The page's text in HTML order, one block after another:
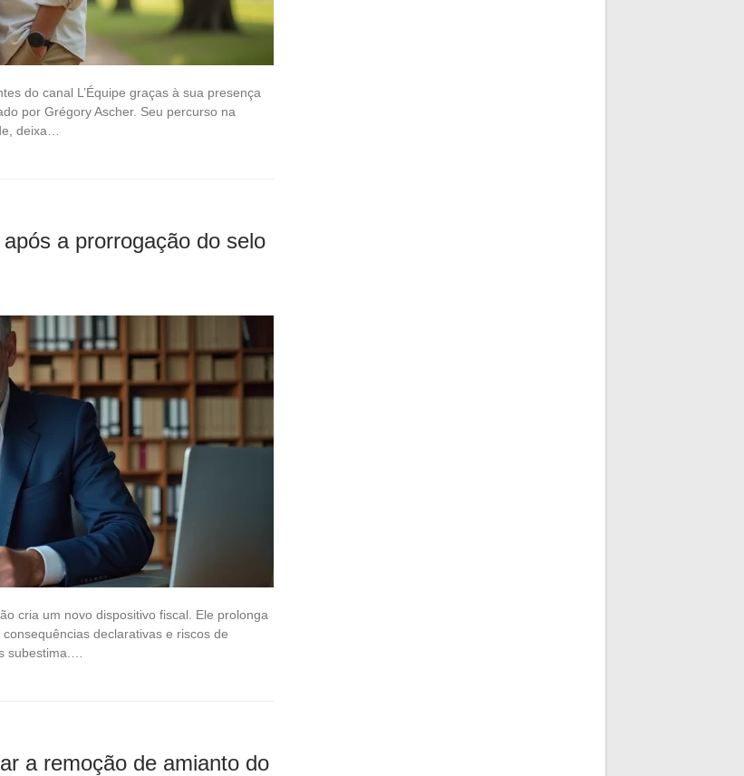
do canal L’Équipe graças à sua presença
por Grégory Ascher. Seu percurso na
deixa…
a prorrogação do selo
cria um novo dispositivo fiscal. Ele prolonga
declarativas e riscos de
subestima.…
a remoção de amianto do